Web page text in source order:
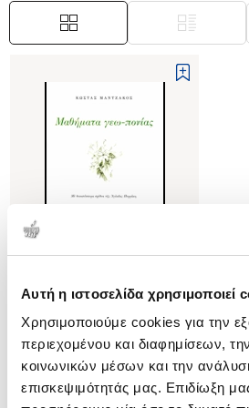
Αυτή η ιστοσελίδα χρησιμοποιεί
Χρησιμοποιούμε cookies για την
περιεχομένου και διαφημίσεων,
κοινωνικών μέσων και την
επισκεψιμότητάς μας. Επιδίωξη
(0)
Μαθήματα γεω-πονίας
ΜΑΝΤΖΑΚΟΣ ΚΩΣΤΑΣ
Κωδ. Πολιτείας:3369-0166